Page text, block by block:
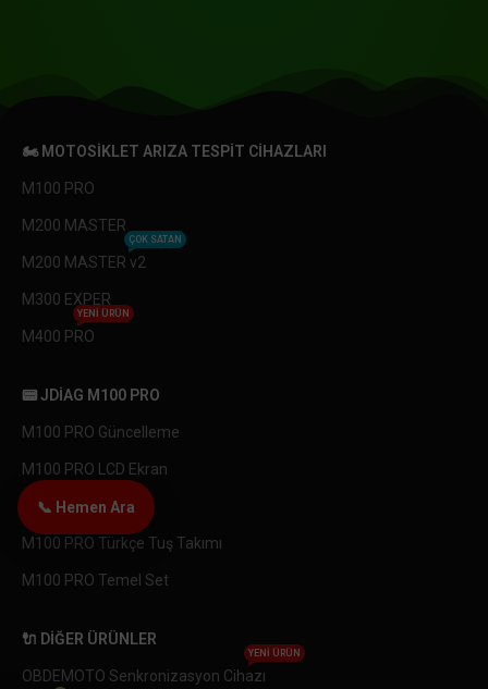
🏍️ MOTOSIKLET ARIZA TESPIT CIHAZLARI
M100 PRO
M200 MASTER
M200 MASTER v2
ÇOK SATAN
M300 EXPER
M400 PRO
YENI ÜRÜN
📟 JDIAG M100 PRO
M100 PRO Güncelleme
M100 PRO LCD Ekran
M100 PRO Anakart
M100 PRO Türkçe Tuş Takımı
M100 PRO Temel Set
🔌 DIĞER ÜRÜNLER
OBDEMOTO Senkronizasyon Cihazı
YENI ÜRÜN
📞 Hemen Ara